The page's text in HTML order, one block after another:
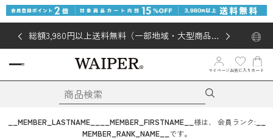
総額3,980円以上送料無料（一部地域・大型商品対
マイページ お気に入り カート
__MEMBER_LASTNAME__ __MEMBER_FIRSTNAME__ 様は、 会員ランク:
MEMBER_RANK_NAME__ です。